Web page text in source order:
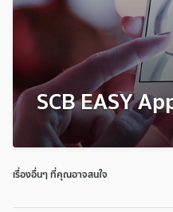
SCB EASY
เรื่องอื่นๆ ที่คุณอาจสนใจ